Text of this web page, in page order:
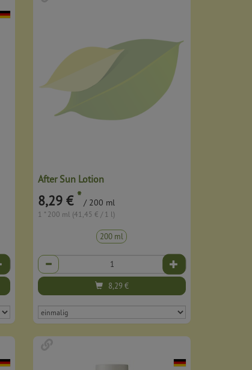
After Sun Lotion
8,29 €* / 200 ml
1 * 200 ml (41,45 € / 1 l)
200 ml
Anzahl
8,29€